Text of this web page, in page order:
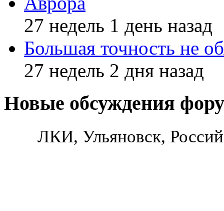
27 недель 1 день назад
Большая точность не
27 недель 2 дня назад
Новые обсуждения
ЛКИ, Ульяновск,